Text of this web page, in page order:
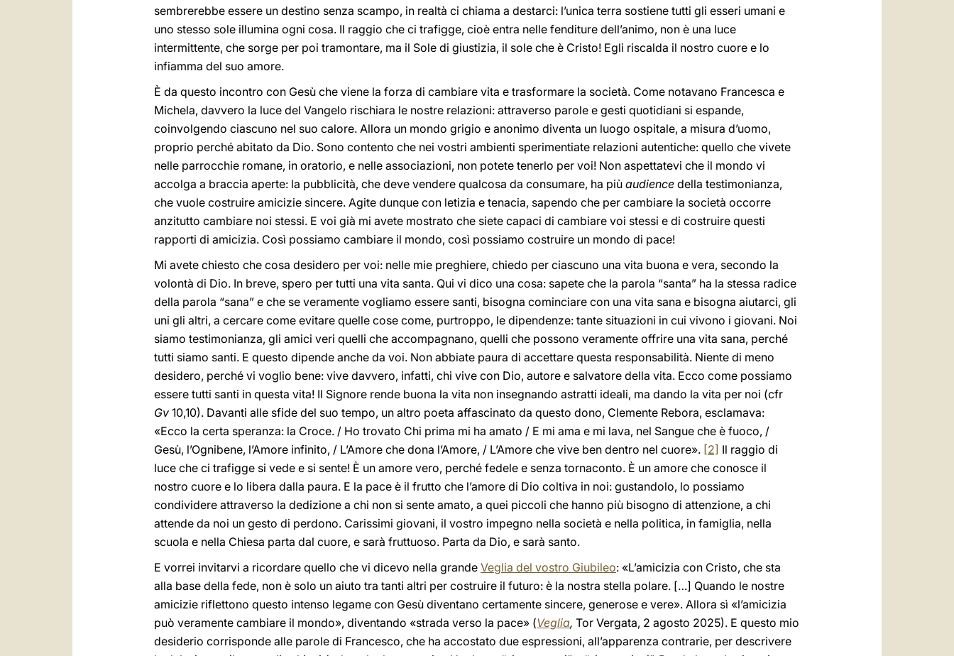
sembrerebbe essere un destino senza scampo, in realtà ci chiama a destarci: l’unica terra sostiene tutti gli esseri umani e
uno stesso sole illumina ogni cosa. Il raggio che ci trafigge, cioè entra nelle fenditure dell’animo, non è una luce
intermittente, che sorge per poi tramontare, ma il Sole di giustizia, il sole che è Cristo! Egli riscalda il nostro cuore e lo
infiamma del suo amore.
È da questo incontro con Gesù che viene la forza di cambiare vita e trasformare la società. Come notavano Francesca e
Michela, davvero la luce del Vangelo rischiara le nostre relazioni: attraverso parole e gesti quotidiani si espande,
coinvolgendo ciascuno nel suo calore. Allora un mondo grigio e anonimo diventa un luogo ospitale, a misura d’uomo,
proprio perché abitato da Dio. Sono contento che nei vostri ambienti sperimentiate relazioni autentiche: quello che vivete
nelle parrocchie romane, in oratorio, e nelle associazioni, non potete tenerlo per voi! Non aspettatevi che il mondo vi
accolga a braccia aperte: la pubblicità, che deve vendere qualcosa da consumare, ha più audience della testimonianza,
che vuole costruire amicizie sincere. Agite dunque con letizia e tenacia, sapendo che per cambiare la società occorre
anzitutto cambiare noi stessi. E voi già mi avete mostrato che siete capaci di cambiare voi stessi e di costruire questi
rapporti di amicizia. Così possiamo cambiare il mondo, così possiamo costruire un mondo di pace!
Mi avete chiesto che cosa desidero per voi: nelle mie preghiere, chiedo per ciascuno una vita buona e vera, secondo la
volontà di Dio. In breve, spero per tutti una vita santa. Qui vi dico una cosa: sapete che la parola “santa” ha la stessa radice
della parola “sana” e che se veramente vogliamo essere santi, bisogna cominciare con una vita sana e bisogna aiutarci, gli
uni gli altri, a cercare come evitare quelle cose come, purtroppo, le dipendenze: tante situazioni in cui vivono i giovani. Noi
siamo testimonianza, gli amici veri quelli che accompagnano, quelli che possono veramente offrire una vita sana, perché
tutti siamo santi. E questo dipende anche da voi. Non abbiate paura di accettare questa responsabilità. Niente di meno
desidero, perché vi voglio bene: vive davvero, infatti, chi vive con Dio, autore e salvatore della vita. Ecco come possiamo
essere tutti santi in questa vita! Il Signore rende buona la vita non insegnando astratti ideali, ma dando la vita per noi (cfr
Gv 10,10). Davanti alle sfide del suo tempo, un altro poeta affascinato da questo dono, Clemente Rebora, esclamava:
«Ecco la certa speranza: la Croce. / Ho trovato Chi prima mi ha amato / E mi ama e mi lava, nel Sangue che è fuoco, /
Gesù, l’Ognibene, l’Amore infinito, / L’Amore che dona l’Amore, / L’Amore che vive ben dentro nel cuore». [2] Il raggio di
luce che ci trafigge si vede e si sente! È un amore vero, perché fedele e senza tornaconto. È un amore che conosce il
nostro cuore e lo libera dalla paura. E la pace è il frutto che l’amore di Dio coltiva in noi: gustandolo, lo possiamo
condividere attraverso la dedizione a chi non si sente amato, a quei piccoli che hanno più bisogno di attenzione, a chi
attende da noi un gesto di perdono. Carissimi giovani, il vostro impegno nella società e nella politica, in famiglia, nella
scuola e nella Chiesa parta dal cuore, e sarà fruttuoso. Parta da Dio, e sarà santo.
E vorrei invitarvi a ricordare quello che vi dicevo nella grande Veglia del vostro Giubileo: «L’amicizia con Cristo, che sta
alla base della fede, non è solo un aiuto tra tanti altri per costruire il futuro: è la nostra stella polare. […] Quando le nostre
amicizie riflettono questo intenso legame con Gesù diventano certamente sincere, generose e vere». Allora sì «l’amicizia
può veramente cambiare il mondo», diventando «strada verso la pace» (Veglia, Tor Vergata, 2 agosto 2025). E questo mio
desiderio corrisponde alle parole di Francesco, che ha accostato due espressioni, all’apparenza contrarie, per descrivere